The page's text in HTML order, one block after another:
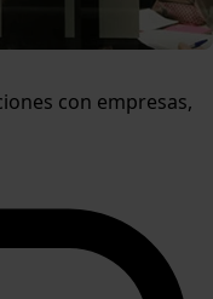
con empresas,